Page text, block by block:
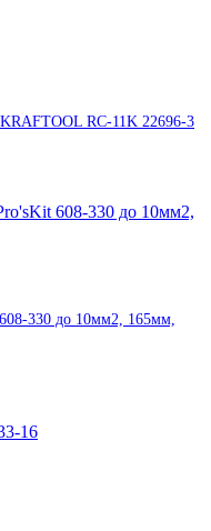
RC-11K 22696-3
330 до 10мм2, 165мм,